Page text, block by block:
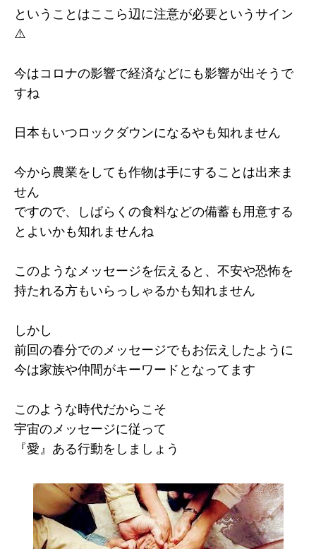
ということはここら辺に注意が必要というサイン
⚠️
今はコロナの影響で経済などにも影響が出そうで
すね
日本もいつロックダウンになるやも知れません
今から農業をしても作物は手にすることは出来ま
せん
ですので、しばらくの食料などの備蓄も用意する
とよいかも知れませんね
このようなメッセージを伝えると、不安や恐怖を
持たれる方もいらっしゃるかも知れません
しかし
前回の春分でのメッセージでもお伝えしたように
今は家族や仲間がキーワードとなってます
このような時代だからこそ
宇宙のメッセージに従って
『愛』ある行動をしましょう